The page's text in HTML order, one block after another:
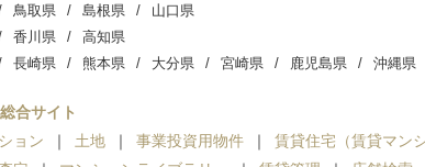
鳥取県 島根県 山口県
香川県 高知県
長崎県 熊本県 大分県 宮崎県 鹿児島県 沖縄県
合サイト
ョン 土地 事業投資用物件 賃貸住宅（賃貸マン